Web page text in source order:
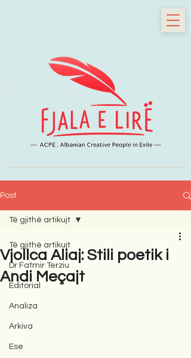
Post
Të gjithë artikujt
Dr Fatmir Terziu
Editorial
Analiza
Arkiva
Ese
Të gjithë artikujt
Vjollca Aliaj: Stili poetik i
Andi Meçajt